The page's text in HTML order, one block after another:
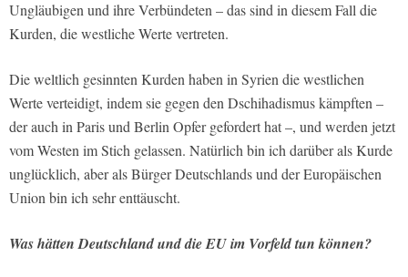
Ungläubigen und ihre Verbündeten – das sind in diesem Fall die
Kurden, die westliche Werte vertreten.
Die weltlich gesinnten Kurden haben in Syrien die westlichen
Werte verteidigt, indem sie gegen den Dschihadismus kämpften –
der auch in Paris und Berlin Opfer gefordert hat –, und werden jetzt
vom Westen im Stich gelassen. Natürlich bin ich darüber als Kurde
unglücklich, aber als Bürger Deutschlands und der Europäischen
Union bin ich sehr enttäuscht.
Was hätten Deutschland und die EU im Vorfeld tun können?